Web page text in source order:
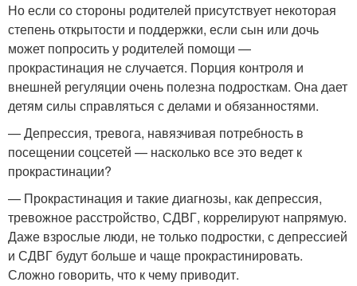
Но если со стороны родителей присутствует некоторая
степень открытости и поддержки, если сын или дочь
может попросить у родителей помощи —
прокрастинация не случается. Порция контроля и
внешней регуляции очень полезна подросткам. Она дает
детям силы справляться с делами и обязанностями.
— Депрессия, тревога, навязчивая потребность в
посещении соцсетей — насколько все это ведет к
прокрастинации?
— Прокрастинация и такие диагнозы, как депрессия,
тревожное расстройство, СДВГ, коррелируют напрямую.
Даже взрослые люди, не только подростки, с депрессией
и СДВГ будут больше и чаще прокрастинировать.
Сложно говорить, что к чему приводит.